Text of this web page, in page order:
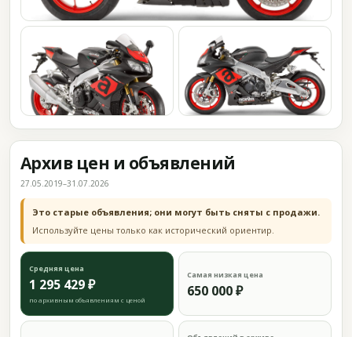
Архив цен и объявлений
27.05.2019–31.07.2026
Это старые объявления; они могут быть сняты с продажи.
Используйте цены только как исторический ориентир.
Средняя цена
1 295 429 ₽
по архивным объявлениям с ценой
Самая низкая цена
650 000 ₽